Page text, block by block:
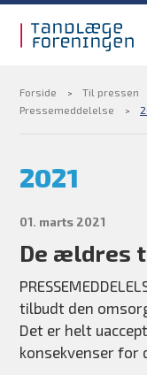
Til tandlæger
Medlemsfordele
Find din
Kurser og
Forside Til pressen
Pressemeddelelse
2021
01. marts 2021
De ældres
tilbudt den
Det er helt
konsekvenser for